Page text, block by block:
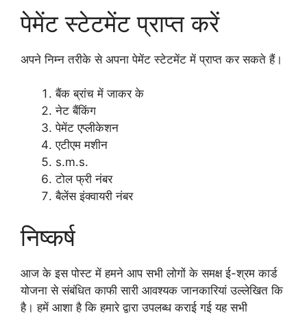
पेमेंट स्टेटमेंट प्राप्त करें
अपने निम्न तरीके से अपना पेमेंट स्टेटमेंट में प्राप्त कर सकते हैं।
बैंक ब्रांच में जाकर के
नेट बैंकिंग
पेमेंट एप्लीकेशन
एटीएम मशीन
s.m.s.
टोल फ्री नंबर
बैलेंस इंक्वायरी नंबर
निष्कर्ष
आज के इस पोस्ट में हमने आप सभी लोगों के समक्ष ई-श्रम कार्ड
योजना से संबंधित काफी सारी आवश्यक जानकारियां उल्लेखित कि
है। हमें आशा है कि हमारे द्वारा उपलब्ध कराई गई यह सभी